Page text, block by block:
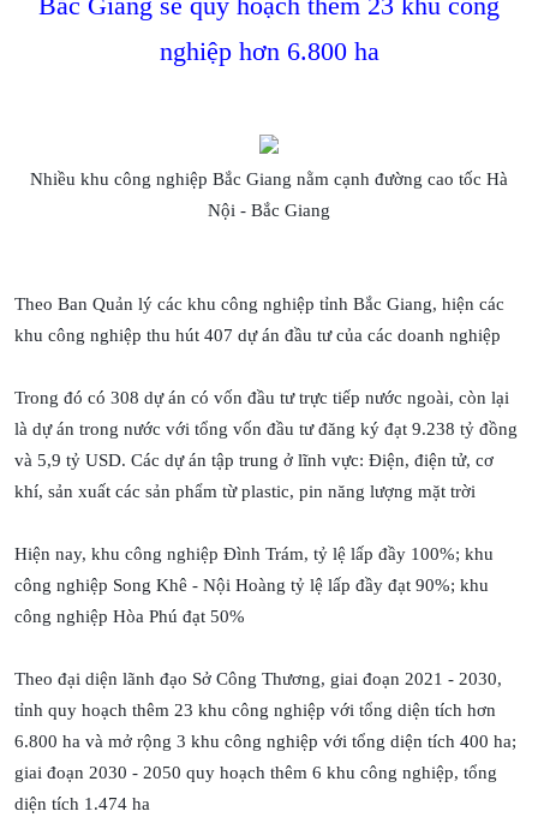
nghiệp hơn 6.800 ha
Nhiều khu công nghiệp Bắc Giang nằm cạnh đường cao tốc Hà
Nội - Bắc Giang
Theo Ban Quản lý các khu công nghiệp tỉnh Bắc Giang, hiện các
khu công nghiệp thu hút 407 dự án đầu tư của các doanh nghiệp
Trong đó có 308 dự án có vốn đầu tư trực tiếp nước ngoài, còn lại
là dự án trong nước với tổng vốn đầu tư đăng ký đạt 9.238 tỷ đồng
và 5,9 tỷ USD. Các dự án tập trung ở lĩnh vực: Điện, điện tử, cơ
khí, sản xuất các sản phẩm từ plastic, pin năng lượng mặt trời
Hiện nay, khu công nghiệp Đình Trám, tỷ lệ lấp đầy 100%; khu
công nghiệp Song Khê - Nội Hoàng tỷ lệ lấp đầy đạt 90%; khu
công nghiệp Hòa Phú đạt 50%
Theo đại diện lãnh đạo Sở Công Thương, giai đoạn 2021 - 2030,
tỉnh quy hoạch thêm 23 khu công nghiệp với tổng diện tích hơn
6.800 ha và mở rộng 3 khu công nghiệp với tổng diện tích 400 ha;
giai đoạn 2030 - 2050 quy hoạch thêm 6 khu công nghiệp, tổng
diện tích 1.474 ha